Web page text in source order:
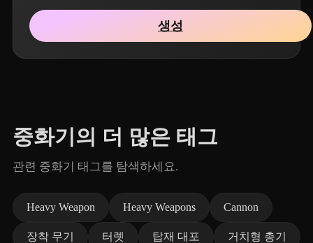
생성
중화기의 더 많은 태그
관련 중화기 태그를 탐색하세요.
Heavy Weapon Heavy Weapons Cannon
장착 무기 터렛 탑재 대포 거치형 총기